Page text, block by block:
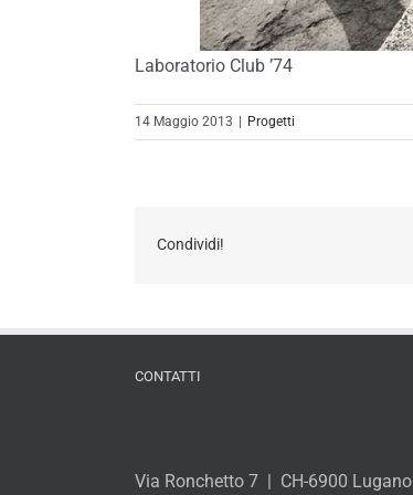
Laboratorio Club ’74
14 Maggio 2013 | Progetti
Condividi!
CONTATTI
Via Ronchetto 7 | CH-6900 Lugano